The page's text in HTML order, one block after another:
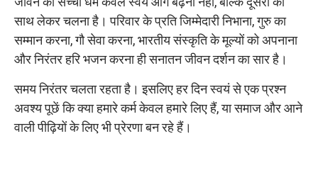
साथ लेकर चलना है। परिवार के प्रति जिम्मेदारी निभाना, गुरु का
सम्मान करना, गौ सेवा करना, भारतीय संस्कृति के मूल्यों को अपनाना
और निरंतर हरि भजन करना ही सनातन जीवन दर्शन का सार है।
समय निरंतर चलता रहता है। इसलिए हर दिन स्वयं से एक प्रश्न
अवश्य पूछें कि क्या हमारे कर्म केवल हमारे लिए हैं, या समाज और आने
वाली पीढ़ियों के लिए भी प्रेरणा बन रहे हैं।